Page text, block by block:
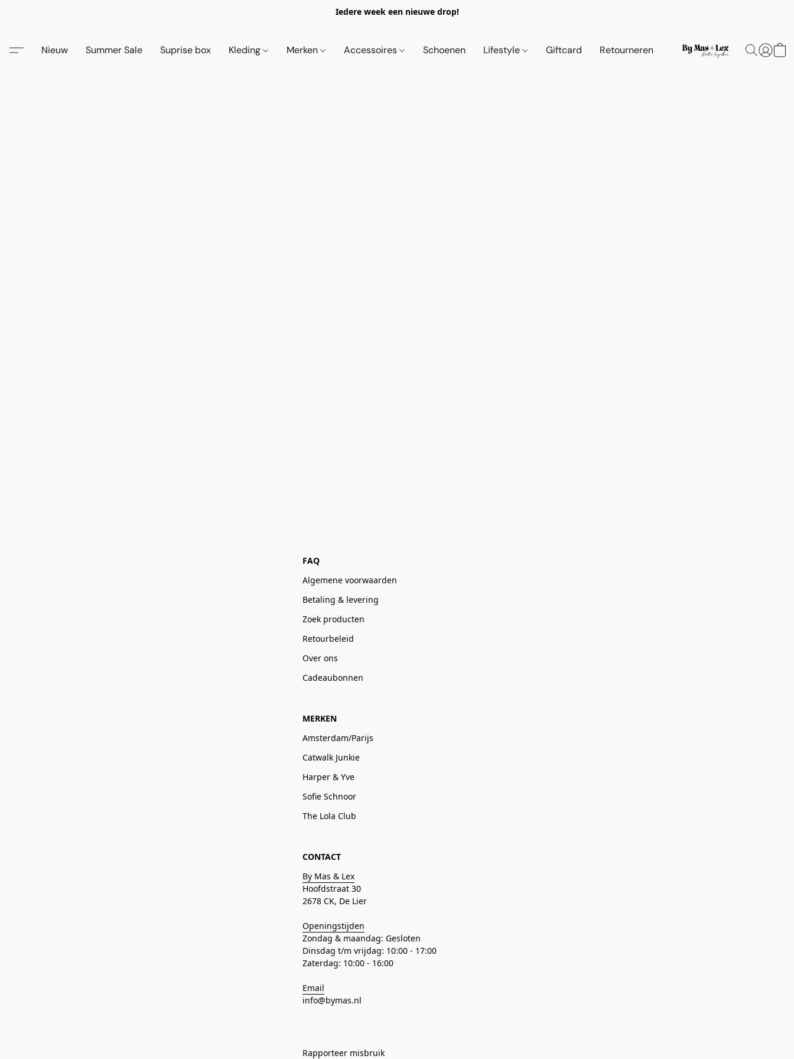
Iedere week een nieuwe drop!
Nieuw Summer Sale Suprise box Kleding Merken Accessoires Schoenen Lifestyle Giftcard Retourneren
FAQ
Algemene voorwaarden
Betaling & levering
Zoek producten
Retourbeleid
Over ons
Cadeaubonnen
MERKEN
Amsterdam/Parijs
Catwalk Junkie
Harper & Yve
Sofie Schnoor
The Lola Club
CONTACT
By Mas & Lex
Hoofdstraat 30
2678 CK, De Lier
Openingstijden
Zondag & maandag: Gesloten
Dinsdag t/m vrijdag: 10:00 - 17:00
Zaterdag: 10:00 - 16:00
Email
info@bymas.nl
Rapporteer misbruik